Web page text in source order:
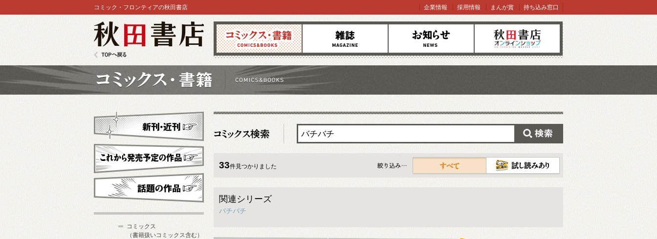
コミックス 雑誌 お知らせ オンラインショップ
コミック・フロンティアの秋田書店 企業情報 採用情報 まんが賞 持ち込み窓口
33件見つかりました
すべて
関連シリーズ
バチバチ
新刊・近刊
これから発売予定
コミックス
（書籍扱いコミックス含む）